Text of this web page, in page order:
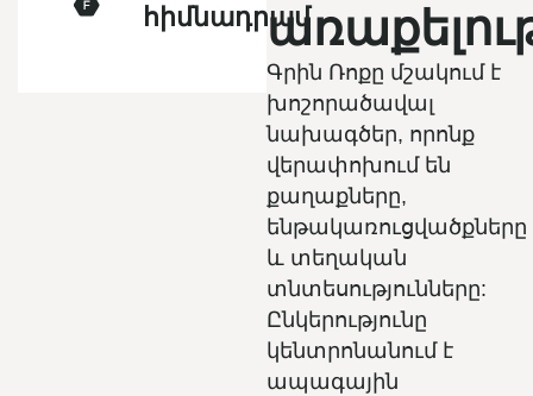
հիմնադրամ
Գրին Ռոքը մշակում է
խոշորածավալ
նախագծեր, որոնք
վերափոխում են
քաղաքները,
ենթակառուցվածքները
և տեղական
տնտեսությունները:
Ընկերությունը
կենտրոնանում է
ապագային